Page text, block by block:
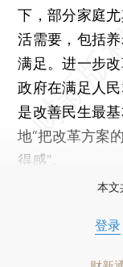
下，部分家庭
活需要，包括
满足。进一步
政府在满足人
是改善民生最
地“把改革方案
得感”。
本文
登录